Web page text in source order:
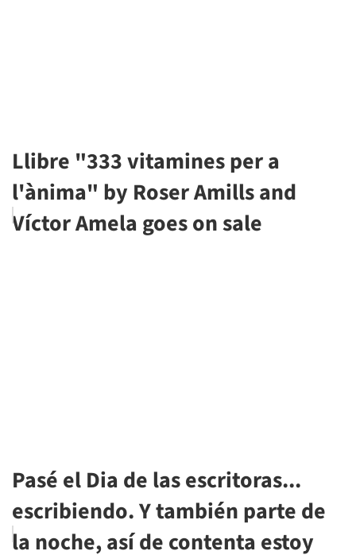
Llibre "333 vitamines per a
l'ànima" by Roser Amills and
Víctor Amela goes on sale
Pasé el Dia de las escritoras...
escribiendo. Y también parte de
la noche, así de contenta estoy